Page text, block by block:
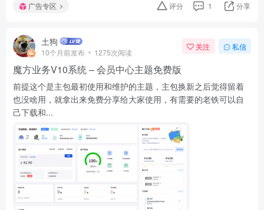
广告专区 评分 1 分享
土狗
10个月前发布 1275次阅读
关注 私信
魔方业务V10系统 – 会员中心主题免费版
前提这个是主包最初使用和维护的主题，主包换新之后觉得留着
也没啥用，就拿出来免费分享给大家使用，有需要的老铁可以自
己下载和...